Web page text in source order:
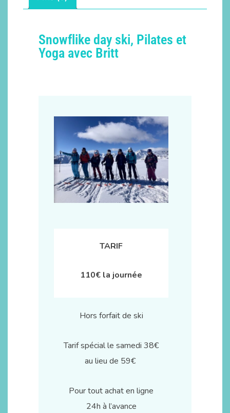
Snowflike day ski, Pilates et
Yoga avec Britt
TARIF
110€ la journée
Hors forfait de ski
Tarif spécial le samedi 38€
au lieu de 59€
Pour tout achat en ligne
24h à l’avance